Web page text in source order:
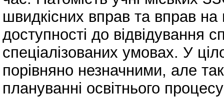
швидкісних вправ та вправ на
доступності до відвідування
спеціалізованих умовах. У
порівняно незначними, але
плануванні освітнього